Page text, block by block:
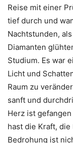
Reise mit einer
tief durch und
Nachtstunden,
Diamanten
Studium. Es war
Licht und
Raum zu
sanft und
Herz ist
hast die Kraft,
Bedrohung ist